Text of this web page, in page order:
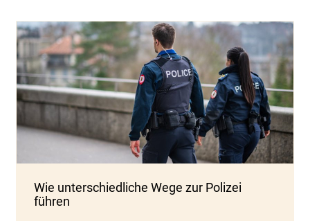
Wie unterschiedliche Wege zur Polizei
führen